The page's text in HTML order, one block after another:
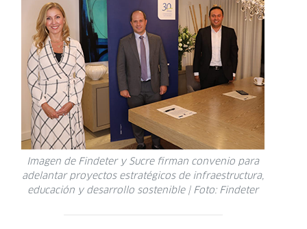
Imagen de Findeter y Sucre firman convenio para
adelantar proyectos estratégicos de infraestructura,
educación y desarrollo sostenible | Foto: Findeter